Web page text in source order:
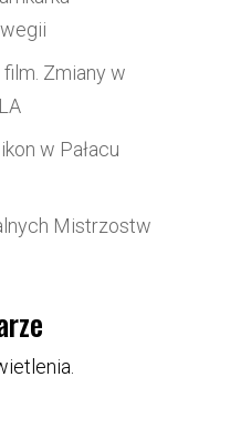
Zmiany w
w Pałacu
Mistrzostw